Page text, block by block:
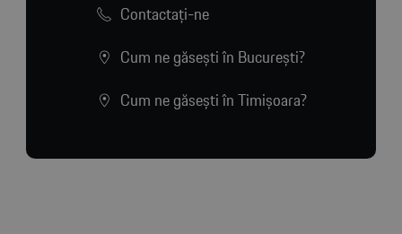
Contactaţi-ne
Cum ne găsești în București?
Cum ne găsești în Timișoara?